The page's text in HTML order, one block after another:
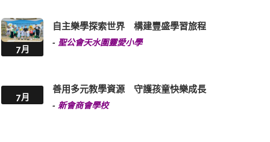
7月
自主樂學探索世界 構建豐盛學習旅程
- 聖公會天水圍靈愛小學
7月
善用多元教學資源 守護孩童快樂成長
- 新會商會學校